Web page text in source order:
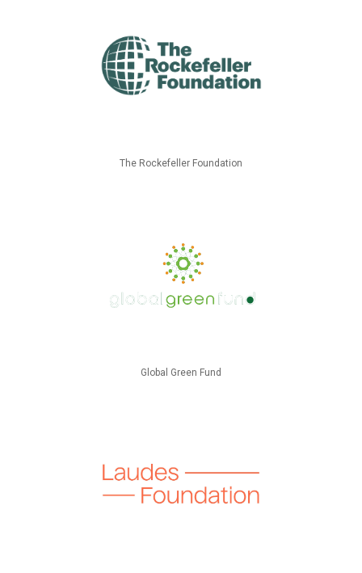
The Rockefeller Foundation
Global Green Fund